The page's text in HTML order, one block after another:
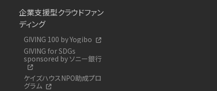
企業支援型クラウドファン
ディング
GIVING 100 by Yogibo
GIVING for SDGs
sponsored by ソニー銀行
ケイズハウスNPO助成プロ
グラム